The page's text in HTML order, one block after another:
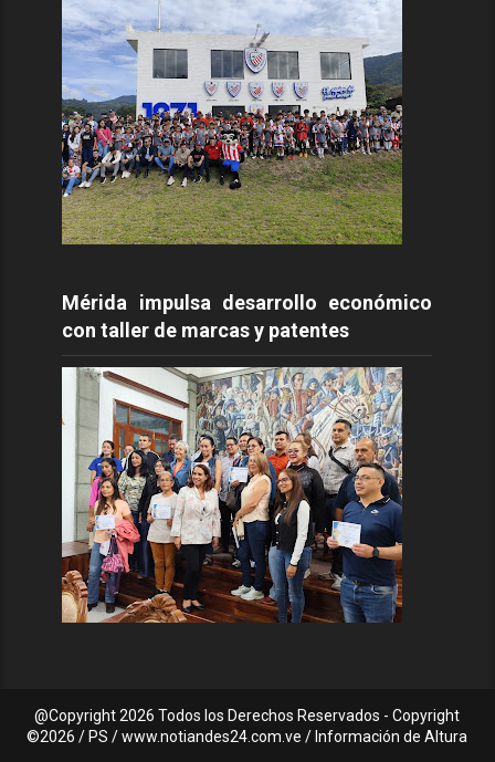
Mérida impulsa desarrollo económico
con taller de marcas y patentes
@Copyright2026 Todos los Derechos Reservados - Copyright
©2026 / PS / www.notiandes24.com.ve / Información de Altura